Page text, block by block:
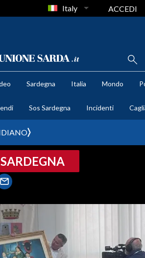
Italy ACCEDI
Sardegna Italia Mondo
Sos Sardegna Incidenti